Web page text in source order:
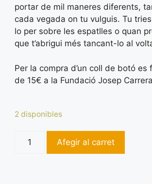
portar de mil maneres diferents,
cada vegada on tu vulguis. Tu
lo per sobre les espatlles o quan
que t’abrigui més tancant-lo al
Per la compra d’un coll de botó es
de 15€ a la Fundació Josep
2 disponibles
Afegir al carret